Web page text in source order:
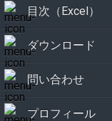
目次（Excel）
ダウンロード
問い合わせ
プロフィール